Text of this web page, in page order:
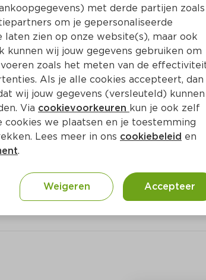
Toevoegen
met derde partijen zoals
om je gepersonaliseerde
laten zien op onze website(s), maar ook
kunnen wij jouw gegevens gebruiken om
zoals het meten van de
Als je alle cookies accepteert, dan
wij jouw gegevens (versleuteld) kunnen
Via cookievoorkeuren kun je ook zelf
cookies we plaatsen en je toestemming
Lees meer in ons cookiebeleid en
.
Weigeren Accepteer